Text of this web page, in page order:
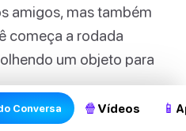
amigos, mas também
começa a rodada
um objeto para
Conversa 🍿 Vídeos 📱